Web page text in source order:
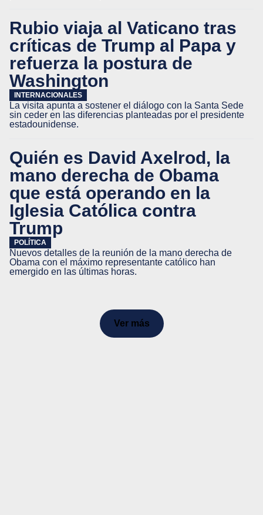
Rubio viaja al Vaticano tras
críticas de Trump al Papa y
refuerza la postura de
Washington
INTERNACIONALES
La visita apunta a sostener el diálogo con la Santa Sede
sin ceder en las diferencias planteadas por el presidente
estadounidense.
Quién es David Axelrod, la
mano derecha de Obama
que está operando en la
Iglesia Católica contra
Trump
POLÍTICA
Nuevos detalles de la reunión de la mano derecha de
Obama con el máximo representante católico han
emergido en las últimas horas.
Ver más